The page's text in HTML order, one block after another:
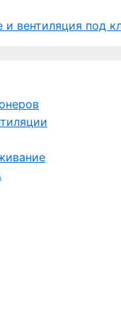
и вентиляция под